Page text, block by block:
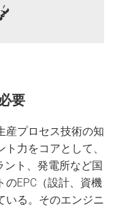
要
産プロセス技術の知
力をコアとして、
ント、発電所など国
のEPC（設計、資機
いる。そのエンジニ